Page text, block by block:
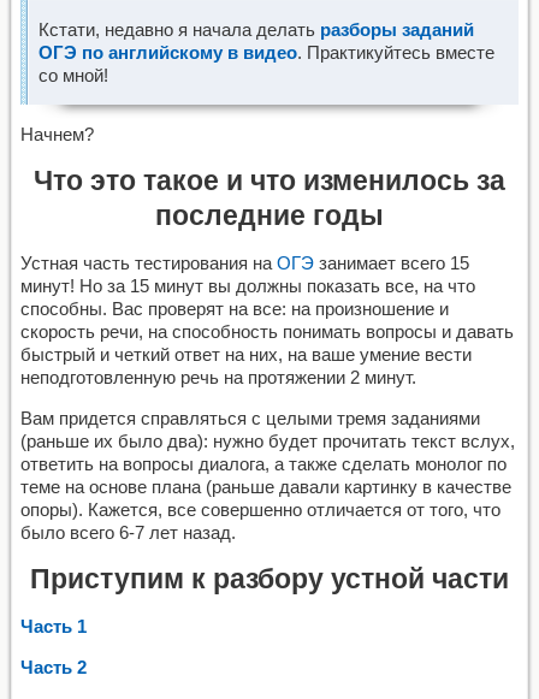
Кстати, недавно я начала делать разборы заданий
ОГЭ по английскому в видео. Практикуйтесь вместе
со мной!
Начнем?
Что это такое и что изменилось за
последние годы
Устная часть тестирования на ОГЭ занимает всего 15
минут! Но за 15 минут вы должны показать все, на что
способны. Вас проверят на все: на произношение и
скорость речи, на способность понимать вопросы и давать
быстрый и четкий ответ на них, на ваше умение вести
неподготовленную речь на протяжении 2 минут.
Вам придется справляться с целыми тремя заданиями
(раньше их было два): нужно будет прочитать текст вслух,
ответить на вопросы диалога, а также сделать монолог по
теме на основе плана (раньше давали картинку в качестве
опоры). Кажется, все совершенно отличается от того, что
было всего 6-7 лет назад.
Приступим к разбору устной части
Часть 1
Часть 2